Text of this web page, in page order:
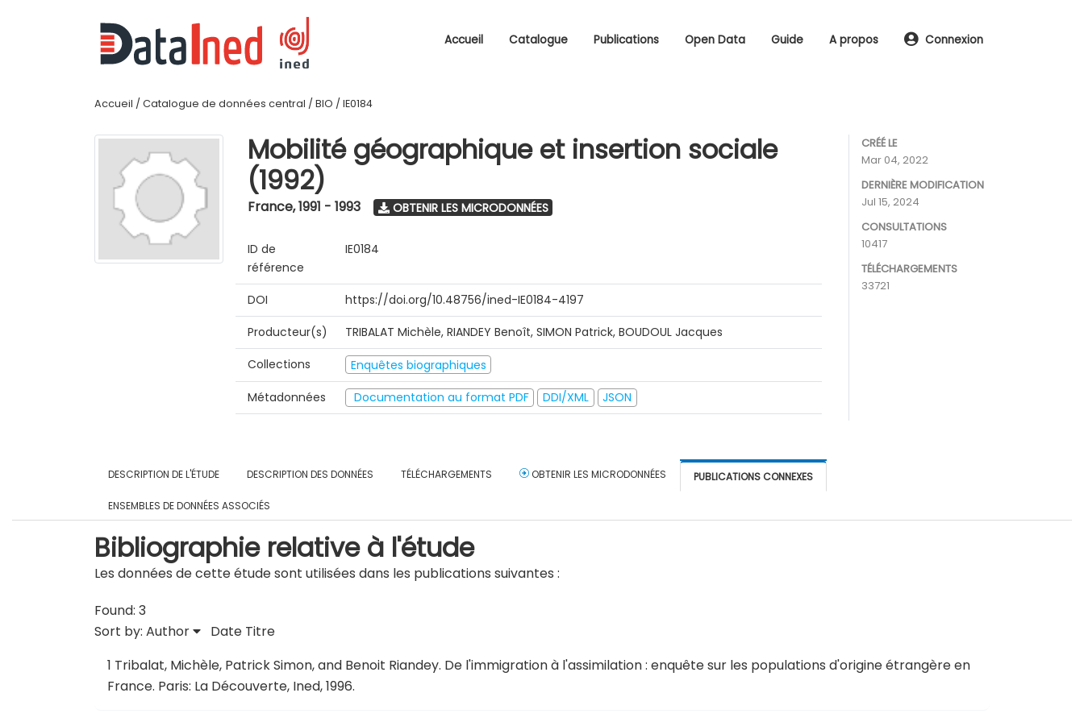
Accueil Catalogue Publications Open Data Guide A propos Connexion
Accueil / Catalogue de données central / BIO / IE0184
Mobilité géographique et insertion sociale
(1992)
France,1991 - 1993 OBTENIR LES MICRODONNÉES
ID de
référence
IE0184
DOI
https://doi.org/10.48756/ined-IE0184-4197
Producteur(s)
TRIBALAT Michèle, RIANDEY Benoît, SIMON Patrick, BOUDOUL Jacques
Collections
Enquêtes biographiques
Métadonnées
Documentation au format PDF DDI/XML JSON
CRÉÉ LE
Mar 04, 2022
DERNIÈRE MODIFICATION
Jul 15, 2024
CONSULTATIONS
10417
TÉLÉCHARGEMENTS
33721
DESCRIPTION DE L'ÉTUDE DESCRIPTION DES DONNÉES TÉLÉCHARGEMENTS OBTENIR LES MICRODONNÉES PUBLICATIONS CONNEXES
ENSEMBLES DE DONNÉES ASSOCIÉS
Bibliographie relative à l'étude
Les données de cette étude sont utilisées dans les publications suivantes :
Found: 3
Sort by: Author Date Titre
1 Tribalat, Michèle, Patrick Simon, and Benoit Riandey. De l'immigration à l'assimilation : enquête sur les populations d'origine étrangère en
France. Paris: La Découverte, Ined, 1996.